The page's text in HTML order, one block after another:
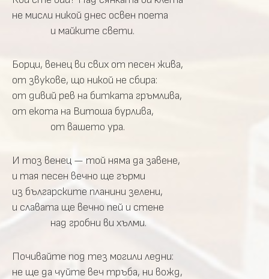
не мисли никой днес освен поета
и майките свети.
Борци, венец ви свих от песен жива,
от звукове, що никой не сбира:
от дивий рев на битката гръмлива,
от екота на Витоша бурлива,
от вашето ура.
И тоз венец — той няма да завене,
и тая песен вечно ще гърми
из българските планини зелени,
и славата ще вечно пей и стене
над гробни ви хълми.
Почивайте под тез могили ледни:
не ще да чуйте веч тръба, ни вожд,